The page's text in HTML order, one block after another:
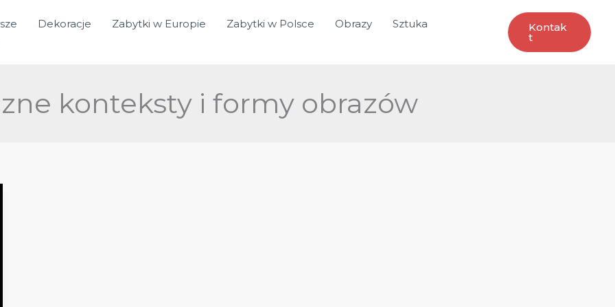
Dekoracje Zabytki w Europie Zabytki w Polsce Obrazy
Sztuka
Kontak
T
konteksty i formy obrazów